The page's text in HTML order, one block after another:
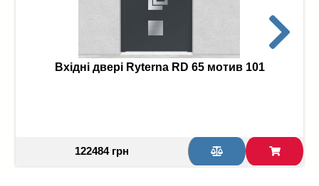
Вхідні двері Ryterna RD 65 мотив 101
122484 грн